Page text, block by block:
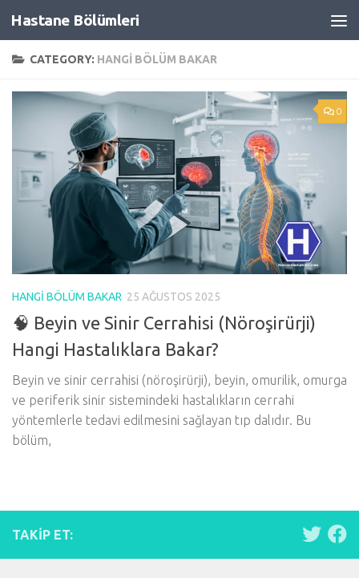
Skip to content
Hastane Bölümleri
CATEGORY: HANGI BÖLÜM BAKAR
0
HANGI BÖLÜM BAKAR 25 AĞUSTOS 2025
🧠 Beyin ve Sinir Cerrahisi (Nöroşirürji)
Hangi Hastalıklara Bakar?
Beyin ve sinir cerrahisi (nöroşirürji), beyin, omurilik, omurga
ve periferik sinir sistemindeki hastalıkların cerrahi
yöntemlerle tedavi edilmesini sağlayan tıp dalıdır. Bu
bölüm,
TAKIP ET: